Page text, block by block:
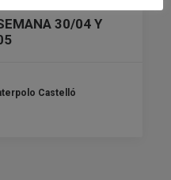
30/04 Y
Castelló